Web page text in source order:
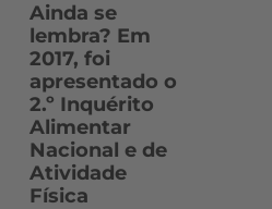
Ainda se
lembra? Em
2017, foi
apresentado o
2.º Inquérito
Alimentar
Nacional e de
Atividade
Física